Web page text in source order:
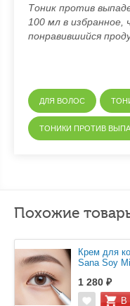
Тоник против
100 мл в
понравившийся
ДЛЯ ВОЛОС
ТОНИКИ ПРОТИВ
Похожие
Крем для
Sana Soy
1 280 ₽